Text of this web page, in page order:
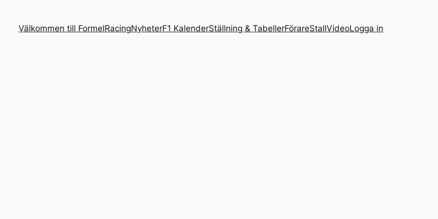
Välkommen till FormelRacingNyheterF1 KalenderStällning & TabellerFörareStallVideoLogga in